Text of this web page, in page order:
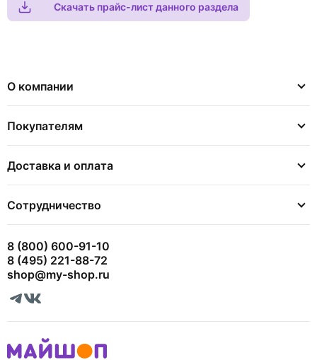
Скачать прайс-лист данного раздела
О компании
Покупателям
Доставка и оплата
Сотрудничество
8 (800) 600-91-10
8 (495) 221-88-72
shop@my-shop.ru